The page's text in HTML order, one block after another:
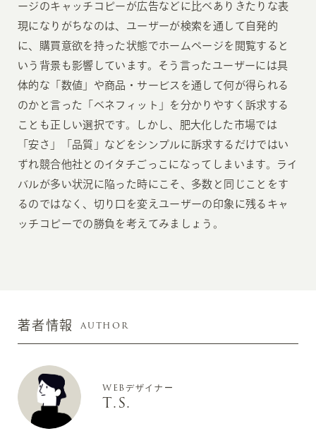
ージのキャッチコピーが広告などに比べありきたりな表
現になりがちなのは、ユーザーが検索を通して自発的
に、購買意欲を持った状態でホームページを閲覧すると
いう背景も影響しています。そう言ったユーザーには具
体的な「数値」や商品・サービスを通して何が得られる
のかと言った「ベネフィット」を分かりやすく訴求する
ことも正しい選択です。しかし、肥大化した市場では
「安さ」「品質」などをシンプルに訴求するだけではい
ずれ競合他社とのイタチごっこになってしまいます。ライ
バルが多い状況に陥った時にこそ、多数と同じことをす
るのではなく、切り口を変えユーザーの印象に残るキャ
ッチコピーでの勝負を考えてみましょう。
著者情報 AUTHOR
WEBデザイナー
T.S.